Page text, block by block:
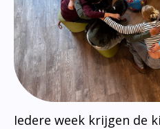
Iedere week krijgen de